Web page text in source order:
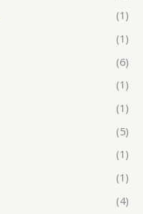
(1)
(1)
(6)
(1)
(1)
(5)
(1)
(1)
(4)